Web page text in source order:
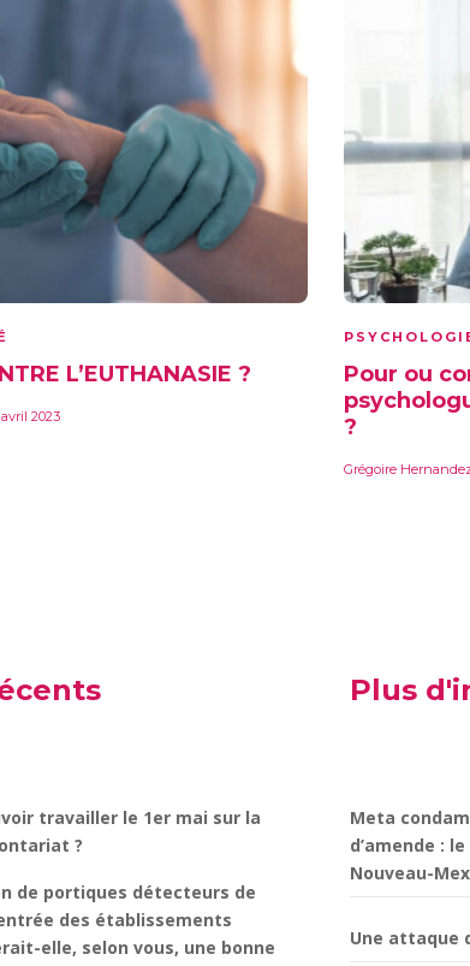
L’EUTHANASIE ?
avril 2023
Pour ou
?
Grégoire
travailler le 1er mai sur la
?
de portiques détecteurs de
des établissements
elle, selon vous, une bonne
Plus
Meta
d’amende :
Nouveau-
Une attaque